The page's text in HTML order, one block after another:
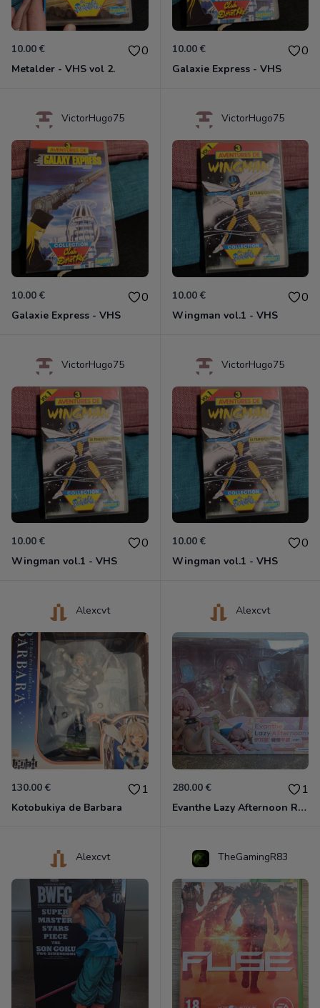
10.00 € 0
Metalder - VHS vol 2.
10.00 € 0
Galaxie Express - VHS
VictorHugo75
10.00 € 0
Galaxie Express - VHS
VictorHugo75
10.00 € 0
Wingman vol.1 - VHS
VictorHugo75
10.00 € 0
Wingman vol.1 - VHS
VictorHugo75
10.00 € 0
Wingman vol.1 - VHS
Alexcvt
130.00 € 1
Kotobukiya de Barbara
Alexcvt
280.00 € 1
Evanthe Lazy Afternoon Red Pride of Eden
Alexcvt TheGamingR83